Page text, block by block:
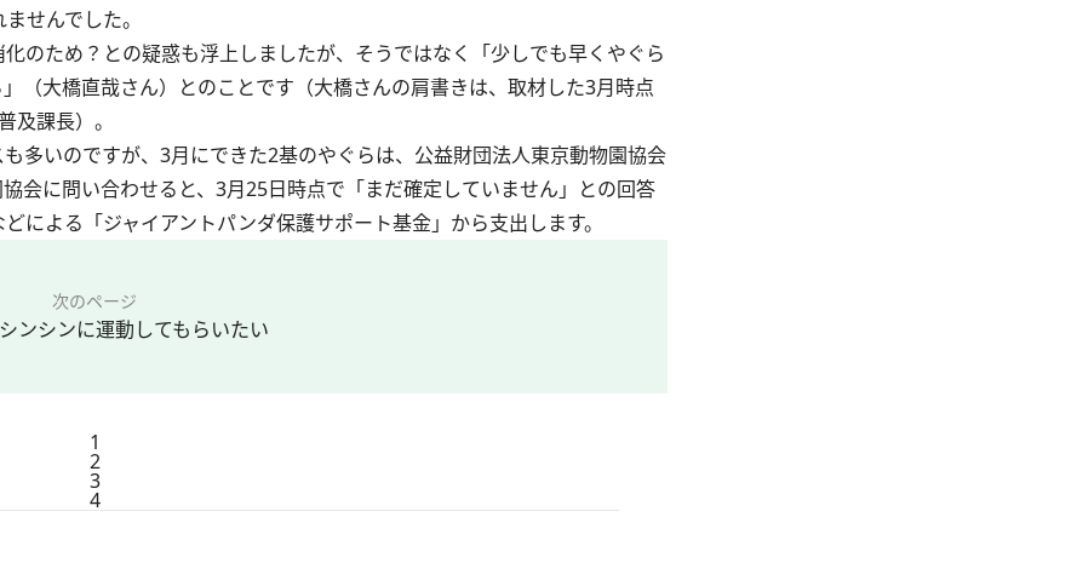
せんでした。
のため？との疑惑も浮上しましたが、そうではなく「少しでも早くやぐら
（大橋直哉さん）とのことです（大橋さんの肩書きは、取材した3月時点
及課長）。
多いのですが、3月にできた2基のやぐらは、公益財団法人東京動物園協会
会に問い合わせると、3月25日時点で「まだ確定していません」との回答
による「ジャイアントパンダ保護サポート基金」から支出します。
次のページ
ンシンに運動してもらいたい
1
2
3
4